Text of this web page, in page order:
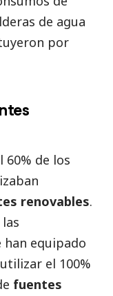
de agua
por
60% de los
renovables.
han equipado
el 100%
fuentes